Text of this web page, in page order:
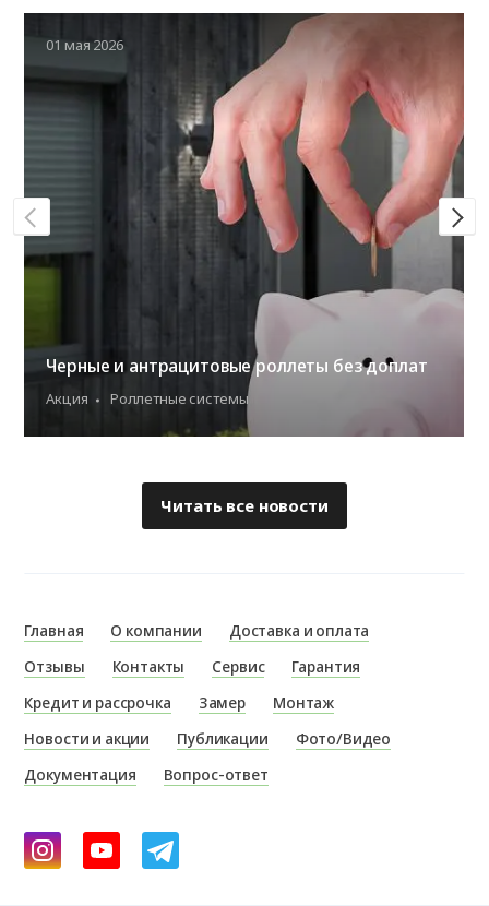
01 мая 2026
Черные и антрацитовые роллеты без доплат
Акция Роллетные системы
Читать все новости
Главная О компании
Доставка и оплата
Отзывы
Контакты Сервис
Гарантия
Кредит и рассрочка
Замер
Монтаж
Новости и акции
Публикации
Фото/Видео
Документация
Вопрос-ответ